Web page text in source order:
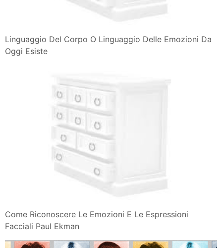
Linguaggio Del Corpo O Linguaggio Delle Emozioni Da
Oggi Esiste
Come Riconoscere Le Emozioni E Le Espressioni
Facciali Paul Ekman